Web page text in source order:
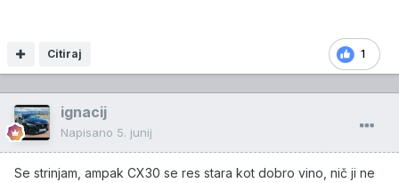
1
Citiraj
ignacij
Napisano 5. junij
Se strinjam, ampak CX30 se res stara kot dobro vino, nič ji ne